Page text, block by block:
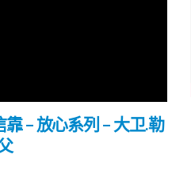
靠 – 放心系列 – 大卫.勒